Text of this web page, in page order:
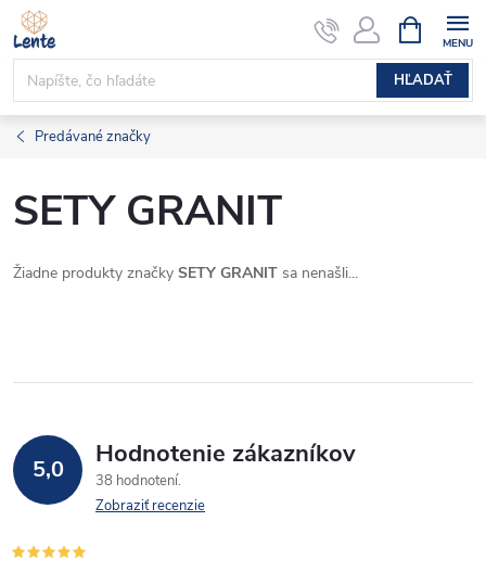
Prejsť
na
obsah
HĽADAŤ
KOŠÍK
Predávané značky
SETY GRANIT
Žiadne produkty značky SETY GRANIT sa nenašli...
5,0 Hodnotenie zákazníkov
38 hodnotení
Zobraziť recenzie